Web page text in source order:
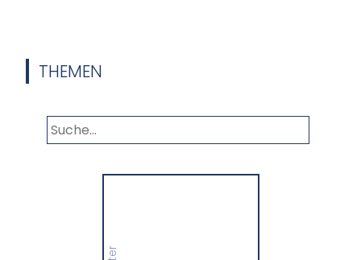
THEMEN
Gewerbethemen. Bleiben